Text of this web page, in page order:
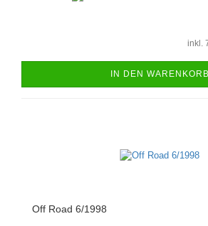
inkl.
IN DEN WARENKORB
Off Road 6/1998